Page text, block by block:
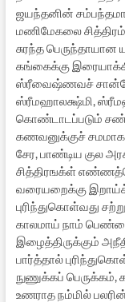
ஜயந்தனின்
மணிமேகலை
சுரந்த
கங்கைக்கு
ஸ்ரீவைஷ்ணவச்
ஸ்ரீமஹாலக்ஷ்மி,
கொண்டாடப்படும்
கணவனுக்குச்
சேர, பாண்டிய குல
சித்திரஙக்ள்
வரையறைக்கு
புரிந்துகொள்வது
காலமாய் நாம்
இழைத்திருக்கும்
பார்த்தால்
நுணுக்கப்
உணராத நம்மில்